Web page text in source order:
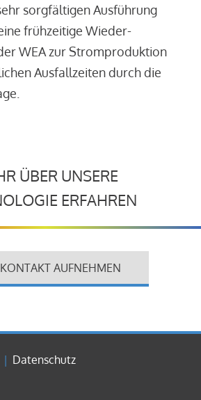
sorgfältigen Ausführung
frühzeitige Wieder-
WEA zur Stromproduktion
Ausfallzeiten durch die
ÜBER UNSERE
ERFAHREN
KONTAKT AUFNEHMEN
Datenschutz